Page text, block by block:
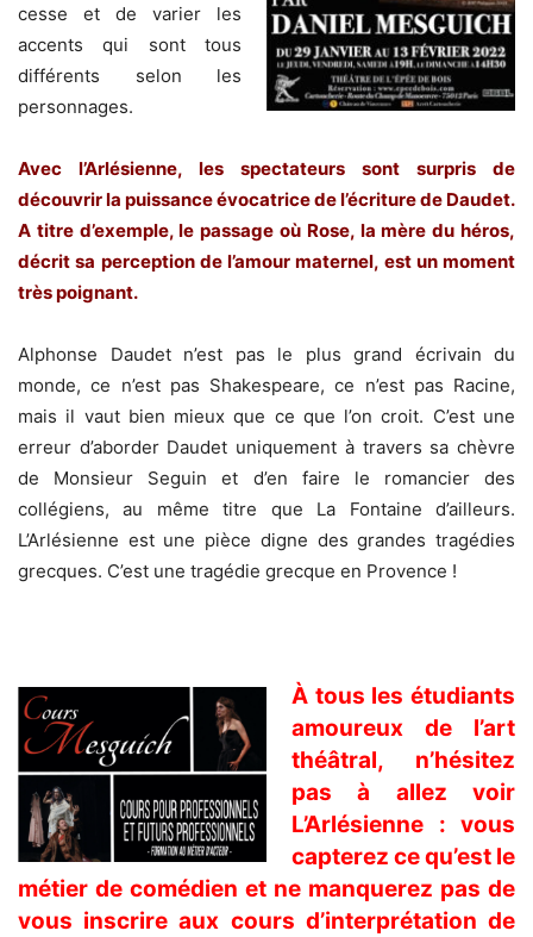
cesse et de varier les
accents qui sont tous
différents selon les
personnages.
Avec l’Arlésienne, les spectateurs sont surpris de
découvrir la puissance évocatrice de l’écriture de Daudet.
A titre d’exemple, le passage où Rose, la mère du héros,
décrit sa perception de l’amour maternel, est un moment
très poignant.
Alphonse Daudet n’est pas le plus grand écrivain du
monde, ce n’est pas Shakespeare, ce n’est pas Racine,
mais il vaut bien mieux que ce que l’on croit. C’est une
erreur d’aborder Daudet uniquement à travers sa chèvre
de Monsieur Seguin et d’en faire le romancier des
collégiens, au même titre que La Fontaine d’ailleurs.
L’Arlésienne est une pièce digne des grandes tragédies
grecques. C’est une tragédie grecque en Provence !
À tous les étudiants
amoureux de l’art
théâtral, n’hésitez
pas à allez voir
L’Arlésienne : vous
capterez ce qu’est le
métier de comédien et ne manquerez pas de
vous inscrire aux cours d’interprétation de